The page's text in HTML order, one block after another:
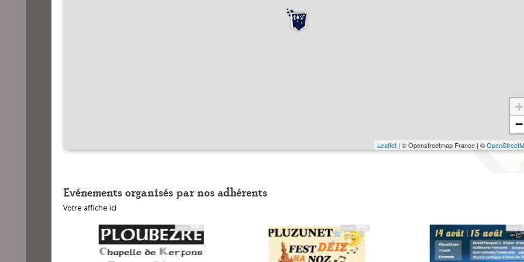
+
−
Leaflet| © Openstreetmap France | ©
Evénements organisés par nos adhérents
Votre affiche ici